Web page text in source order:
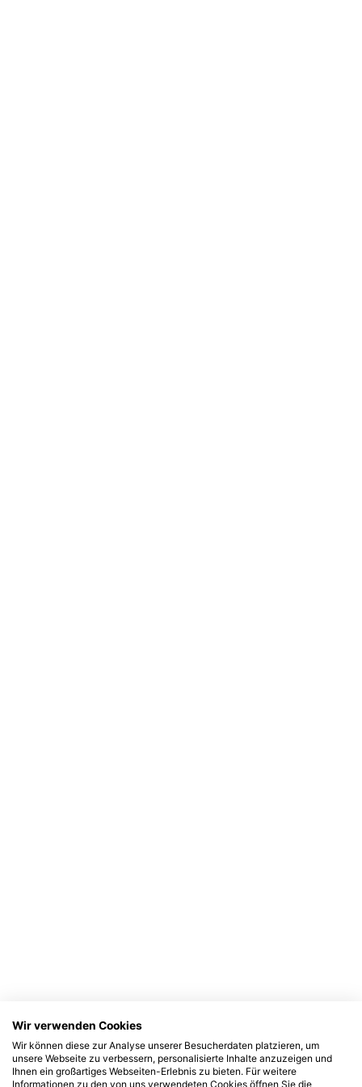
Wir verwenden Cookies
Wir können diese zur Analyse unserer Besucherdaten platzieren, um
unsere Webseite zu verbessern, personalisierte Inhalte anzuzeigen und
Ihnen ein großartiges Webseiten-Erlebnis zu bieten. Für weitere
Informationen zu den von uns verwendeten Cookies öffnen Sie die